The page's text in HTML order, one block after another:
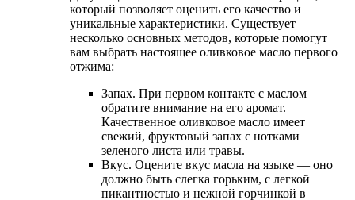
который позволяет оценить его качество и
уникальные характеристики. Существует
несколько основных методов, которые помогут
вам выбрать настоящее оливковое масло первого
отжима:
Запах. При первом контакте с маслом
обратите внимание на его аромат.
Качественное оливковое масло имеет
свежий, фруктовый запах с нотками
зеленого листа или травы.
Вкус. Оцените вкус масла на языке — оно
должно быть слегка горьким, с легкой
пикантностью и нежной горчинкой в